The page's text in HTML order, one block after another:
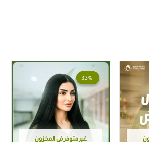
هناك
العديد
من
الأشكال
المختلفة
لهذا
المنتج.
-33%
غير متوفر في المخزون
-33%
السعر
الأصلي
هو:
1,500.00 ر.س.
السعر